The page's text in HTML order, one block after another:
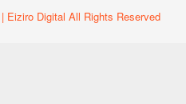
Eiziro Digital All Rights Reserved